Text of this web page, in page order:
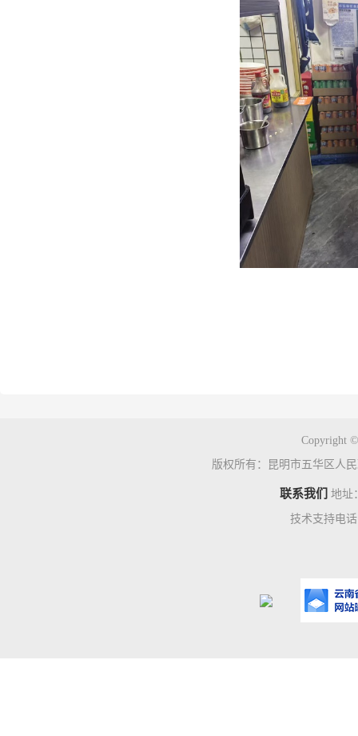
Copyright
版权所有：昆明市五华区人
联系我们 地址
技术支持电